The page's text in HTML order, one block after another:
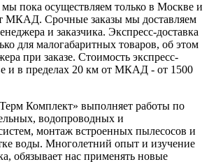
мы пока осуществляем только в Москве и
МКАД. Срочные заказы мы доставляем
и заказчика. Экспресс-доставка
для малогабаритных товаров, об этом
при заказе. Стоимость экспресс-
и в пределах 20 км от МКАД - от 1500
Комплект» выполняет работы по
водопроводных и
монтаж встроенных пылесосов и
воды. Многолетний опыт и изучение
обязывает нас применять новые